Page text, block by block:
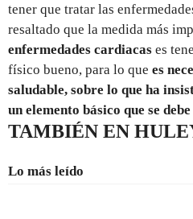
tener que tratar las
resaltado que la medida más
enfermedades cardiacas es
físico bueno, para lo que es
saludable, sobre lo que ha
un elemento básico que se
TAMBIÉN EN
Lo más leído